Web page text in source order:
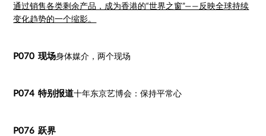
通过销售各类剩余产品，成为香港的“世界之窗”——反映全球持续
变化趋势的一个缩影。
P070 现场身体媒介，两个现场
P074 特别报道十年东京艺博会：保持平常心
P076 跃界